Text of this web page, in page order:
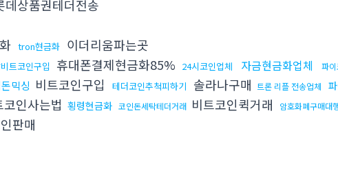
데상품권테더전송
tron현금화 이더리움파는곳
트코인구입 휴대폰결제현금화85% 24시코인업체 자금현금화업체
파
믹싱 비트코인구입 테더코인추척피하기 솔라나구매 트론 리플 전송업체
코인사는법 횡령현금화 코인돈세탁테더거래 비트코인퀵거래 암호화폐구매대
판매